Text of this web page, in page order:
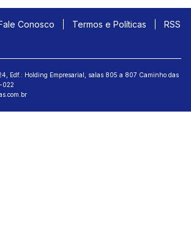
Conosco Termos e Políticas RSS
Edf.: Holding Empresarial, salas 805 a 807 Caminho das
022